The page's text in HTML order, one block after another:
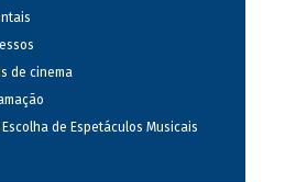
de cinema
de Espetáculos Musicais